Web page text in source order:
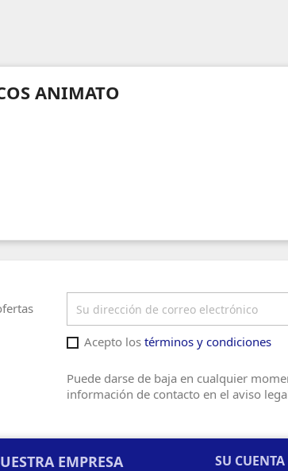
ANIMATO
Acepto lostérminos y condiciones
Puede darse de baja en cualquier
información de contacto en el aviso
EMPRESA SU CUENTA